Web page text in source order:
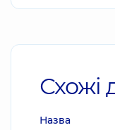
Схожі
Назва